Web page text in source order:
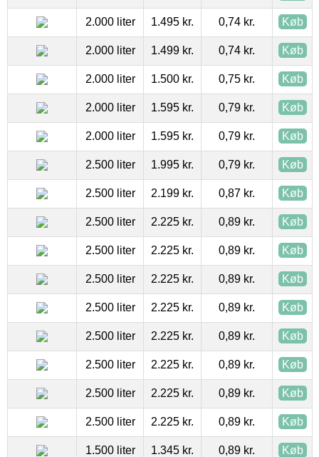
2.000 liter 1.495 kr. 0,74 kr. Køb
2.000 liter 1.499 kr. 0,74 kr. Køb
2.000 liter 1.500 kr. 0,75 kr. Køb
2.000 liter 1.595 kr. 0,79 kr. Køb
2.000 liter 1.595 kr. 0,79 kr. Køb
2.500 liter 1.995 kr. 0,79 kr. Køb
2.500 liter 2.199 kr. 0,87 kr. Køb
2.500 liter 2.225 kr. 0,89 kr. Køb
2.500 liter 2.225 kr. 0,89 kr. Køb
2.500 liter 2.225 kr. 0,89 kr. Køb
2.500 liter 2.225 kr. 0,89 kr. Køb
2.500 liter 2.225 kr. 0,89 kr. Køb
2.500 liter 2.225 kr. 0,89 kr. Køb
2.500 liter 2.225 kr. 0,89 kr. Køb
2.500 liter 2.225 kr. 0,89 kr. Køb
1.500 liter 1.345 kr. 0,89 kr. Køb